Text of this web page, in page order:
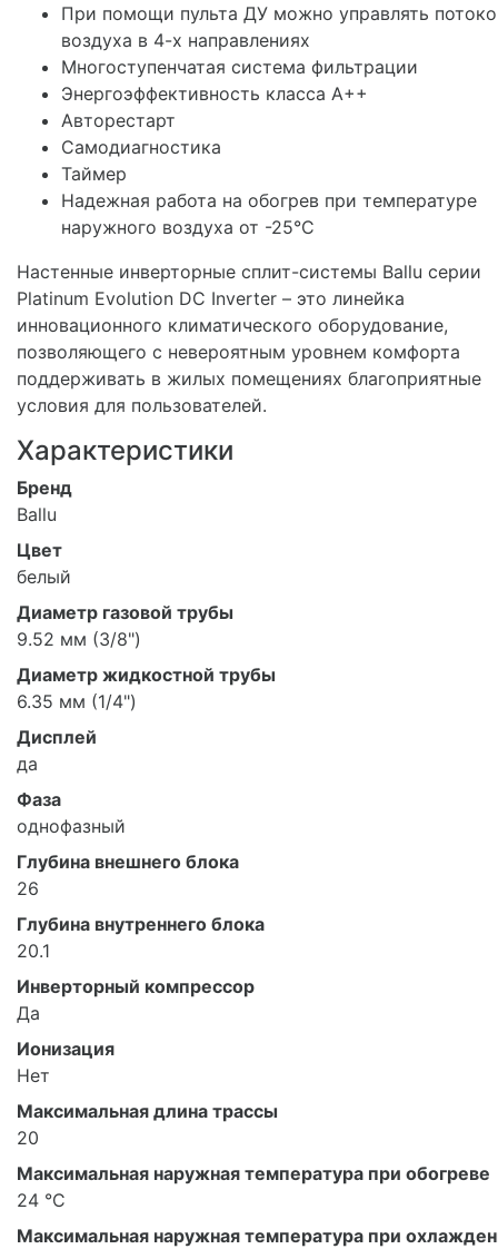
При помощи пульта ДУ можно управлять
воздуха в 4-х направлениях
Многоступенчатая система фильтрации
Энергоэффективность класса А++
Авторестарт
Самодиагностика
Таймер
Надежная работа на обогрев при температуре
наружного воздуха от -25°C
Настенные инверторные сплит-системы Ballu серии
Platinum Evolution DC Inverter – это линейка
инновационного климатического оборудование,
позволяющего с невероятным уровнем комфорта
поддерживать в жилых помещениях благоприятные
условия для пользователей.
Характеристики
Бренд
Ballu
Цвет
белый
Диаметр газовой трубы
9.52 мм (3/8")
Диаметр жидкостной трубы
6.35 мм (1/4")
Дисплей
да
Фаза
однофазный
Глубина внешнего блока
26
Глубина внутреннего блока
20.1
Инверторный компрессор
Да
Ионизация
Нет
Максимальная длина трассы
20
Максимальная наружная температура при обогреве
24 °С
Максимальная наружная температура при